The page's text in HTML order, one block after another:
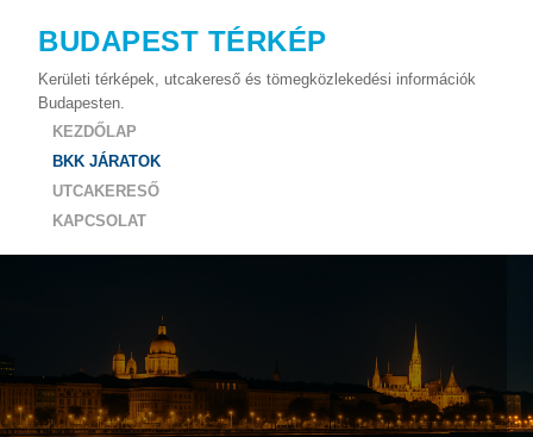
BUDAPEST TÉRKÉP
Kerületi térképek, utcakereső és tömegközlekedési információk
Budapesten.
KEZDŐLAP
BKK JÁRATOK
UTCAKERESŐ
KAPCSOLAT